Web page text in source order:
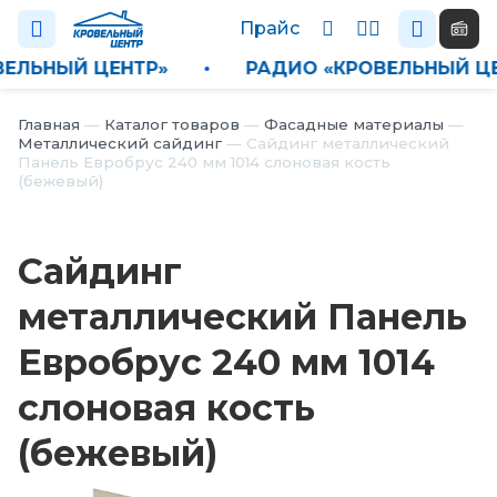
Каталог
П
с
Н
в
о
с
т
и
Прайс
ЦЕНТР»
РАДИО «КРОВЕЛЬНЫЙ
Главная — Каталог товаров — Фасадные материалы —
Металлический сайдинг — Сайдинг металлический
Панель Евробрус 240 мм 1014 слоновая кость
(бежевый)
Сайдинг
металлический Панель
Евробрус 240 мм 1014
слоновая кость
(бежевый)